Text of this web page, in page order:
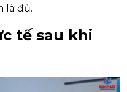
là đủ.
tế sau khi